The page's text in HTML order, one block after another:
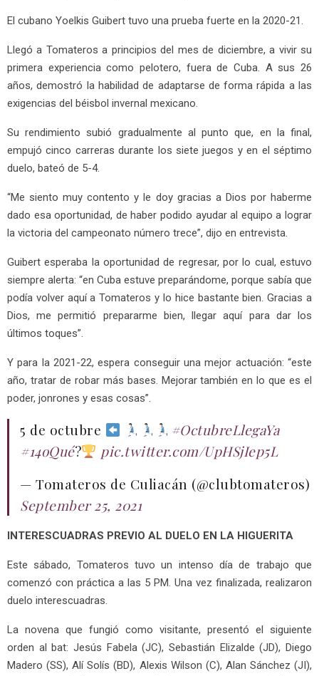
El cubano Yoelkis Guibert tuvo una prueba fuerte en la 2020-21.
Llegó a Tomateros a principios del mes de diciembre, a vivir su
primera experiencia como pelotero, fuera de Cuba. A sus 26
años, demostró la habilidad de adaptarse de forma rápida a las
exigencias del béisbol invernal mexicano.
Su rendimiento subió gradualmente al punto que, en la final,
empujó cinco carreras durante los siete juegos y en el séptimo
duelo, bateó de 5-4.
“Me siento muy contento y le doy gracias a Dios por haberme
dado esa oportunidad, de haber podido ayudar al equipo a lograr
la victoria del campeonato número trece”, dijo en entrevista.
Guibert esperaba la oportunidad de regresar, por lo cual, estuvo
siempre alerta: “en Cuba estuve preparándome, porque sabía que
podía volver aquí a Tomateros y lo hice bastante bien. Gracias a
Dios, me permitió prepararme bien, llegar aquí para dar los
últimos toques”.
Y para la 2021-22, espera conseguir una mejor actuación: “este
año, tratar de robar más bases. Mejorar también en lo que es el
poder, jonrones y esas cosas”.
5 de octubre
#OctubreLlegaYa
#14oQué?
pic.twitter.com/UpHSjIep5L
— Tomateros de Culiacán (@clubtomateros)
September 25, 2021
INTERESCUADRAS PREVIO AL DUELO EN LA HIGUERITA
Este sábado, Tomateros tuvo un intenso día de trabajo que
comenzó con práctica a las 5 PM. Una vez finalizada, realizaron
duelo interescuadras.
La novena que fungió como visitante, presentó el siguiente
orden al bat: Jesús Fabela (JC), Sebastián Elizalde (JD), Diego
Madero (SS), Alí Solís (BD), Alexis Wilson (C), Alan Sánchez (JI),